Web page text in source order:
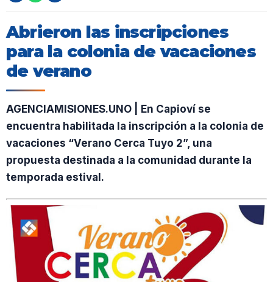
Abrieron las inscripciones
para la colonia de vacaciones
de verano
AGENCIAMISIONES.UNO | En Capioví se
encuentra habilitada la inscripción a la colonia de
vacaciones “Verano Cerca Tuyo 2”, una
propuesta destinada a la comunidad durante la
temporada estival.